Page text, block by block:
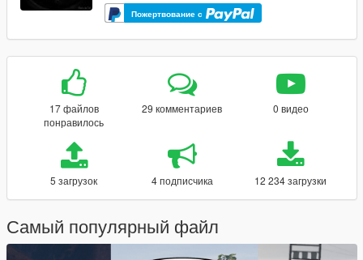
Пожертвование с
17 файлов
понравилось
29 комментариев 0 видео
5 загрузок 4 подписчика 12 234 загрузки
Самый популярный файл